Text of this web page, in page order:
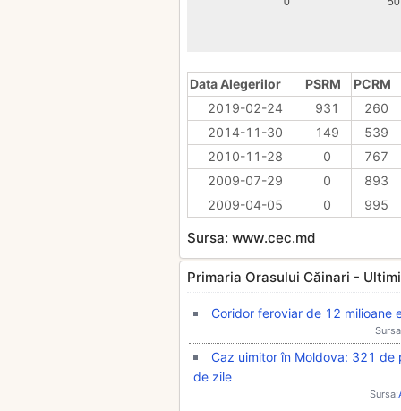
Data Alegerilor PSRM
PCRM
2019-02-24
931
260
2014-11-30
149
539
2010-11-28
0
767
2009-07-29
0
893
2009-04-05
0 995
Sursa: www.cec.md
Primaria Orasului Căinari -
Coridor feroviar de 12 milioane
Caz uimitor în Moldova: 321 de
de zile
Sursa: